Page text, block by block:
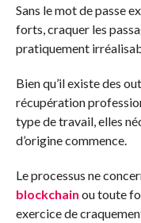
Sans le mot de passe
forts, craquer les
pratiquement
Bien qu’il existe des
récupération
type de travail, elles
d’origine commence.
Le processus ne
blockchain ou toute
exercice de